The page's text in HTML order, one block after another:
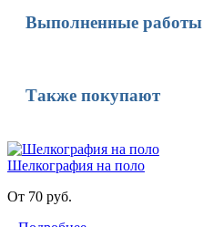
Выполненные работы
Также покупают
Шелкография на поло
От 70 руб.